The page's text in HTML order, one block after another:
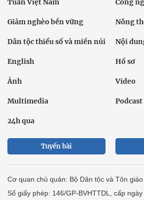
Giảm nghèo bền vững Nông
Dân tộc thiểu số và miền núi Nội
English Hồ sơ
Ảnh Video
Multimedia Podcast
24h qua
Tuyến bài
Cơ quan chủ quản: Bộ Dân tộc và Tôn giáo
Số giấy phép: 146/GP-BVHTTDL, cấp